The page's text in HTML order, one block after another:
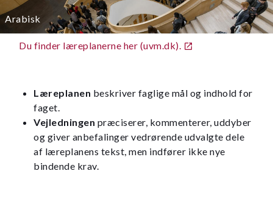
Arabisk
Du finder læreplanerne her (uvm.dk).
Læreplanen beskriver faglige mål og indhold for
faget.
Vejledningen præciserer, kommenterer, uddyber
og giver anbefalinger vedrørende udvalgte dele
af læreplanens tekst, men indfører ikke nye
bindende krav.